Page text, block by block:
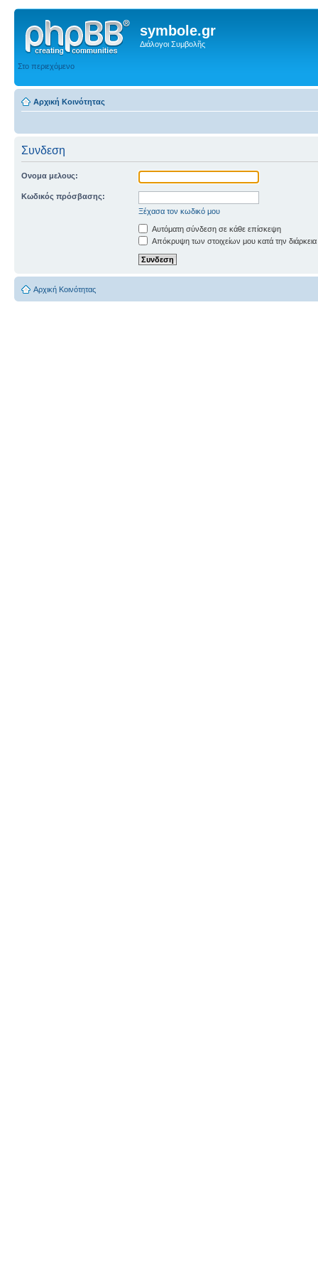
symbole.gr
Διάλογοι Συμβολῆς
Στο περιεχόμενο
Αρχική Κοινότητας
Συνδεση
Ονομα μελους:
Κωδικός πρόσβασης:
Ξέχασα τον κωδικό μου
Αυτόματη σύνδεση σε κάθε επίσκεψη
Απόκρυψη των στοιχείων μου κατά την
Αρχική Κοινότητας